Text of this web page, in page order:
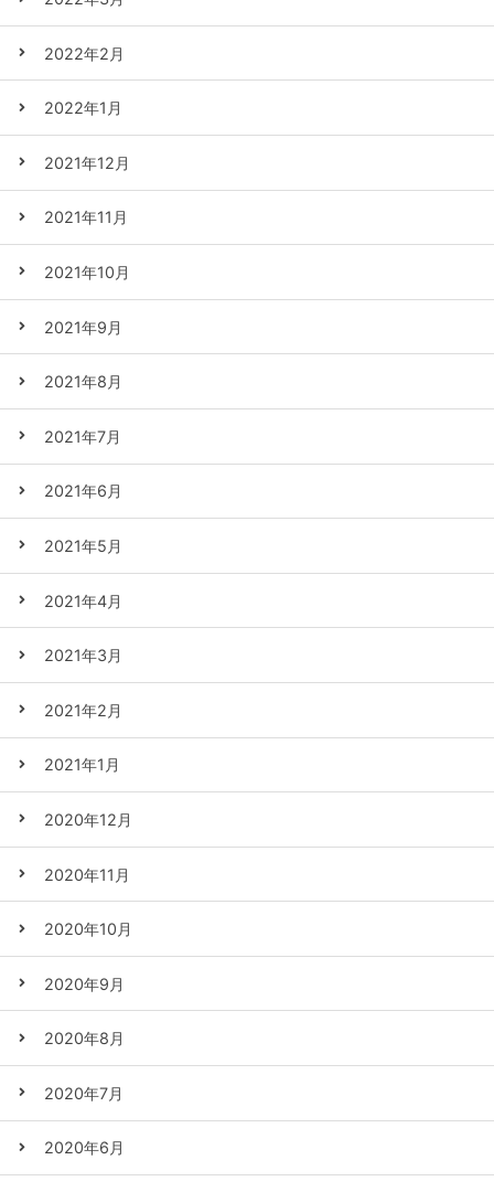
2022年2月
2022年1月
2021年12月
2021年11月
2021年10月
2021年9月
2021年8月
2021年7月
2021年6月
2021年5月
2021年4月
2021年3月
2021年2月
2021年1月
2020年12月
2020年11月
2020年10月
2020年9月
2020年8月
2020年7月
2020年6月